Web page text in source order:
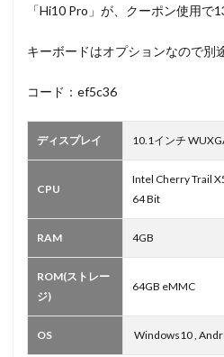
「Hi10 Pro」が、クーポン使用で
キーボードはオプションなので別
コード：ef5c36
ディスプレイ 10.1インチ
CPU
Intel Cherry Trail
64 Bit
RAM 4GB
ROM(ストレー
ジ)
64GB eMMC
OS Windows10 ,